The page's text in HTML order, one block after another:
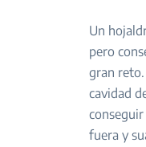
Un
pero
gran
cavidad
fuera y